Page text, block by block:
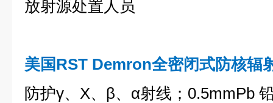
放射源处置人员
美国RST Demron全密闭式防核辐
防护γ、Χ、β、α射线；0.5mmPb